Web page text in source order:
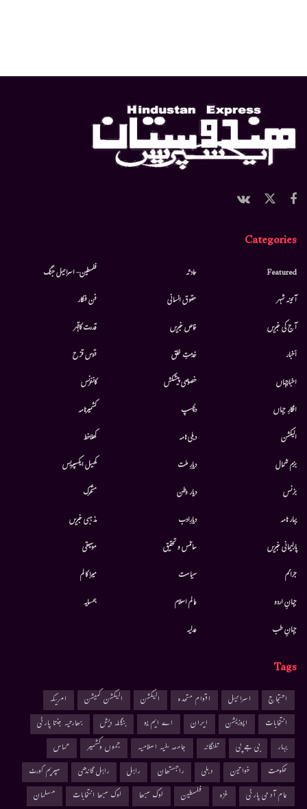
Categories
Featured
آئینہ شہر
آج کی خبریں
أخبار
اخبارجہاں
افکارِ جہاں
الیکشن
بزم شمال
بزنس
بہار نامہ
پارلیمانی خبریں
جرائم
جہانِ اردو
جہانِ طب
حادثہ
حقوق انسانی
خاص خبریں
خدمتِ خلق
خصوصی پیشکش
دلچسپ
دہلی نامہ
دیارِ ملت
دیار وطن
دیارِادب
سائنس و تحقیق
سیاست
عالم اسلام
عدلیہ
فلسطین- اسرائیل جنگ
فن فنکار
قدرت کاقہر
قوس قزح
کانفرنس
کشمیرنامہ
کھلاخط
کھیل ایکسپریس
متحرك
مذہبی خبریں
موسيقى
میرا کالم
ہمسایہ
Tags
احتجاج اسرائیل اقوام متحدہ الیکشن الیکشن کمیشن
امریکہ
انتخابات
اپوزیشن ایران اے ایم یو بنگلہ دیش
بھارتیہ جنتا پارٹی
بہار
بی جے پی تلنگانہ جامعہ ملیہ اسلامیہ جموں وکشمیر
حماس
حکومت
خواتین دہلی راجستھان راہل راہل گاندھی
سپریم کورٹ
عام آدمی پارٹی
غزہ فلسطین لوک سبھا لوک سبھا انتخابات مسلمان